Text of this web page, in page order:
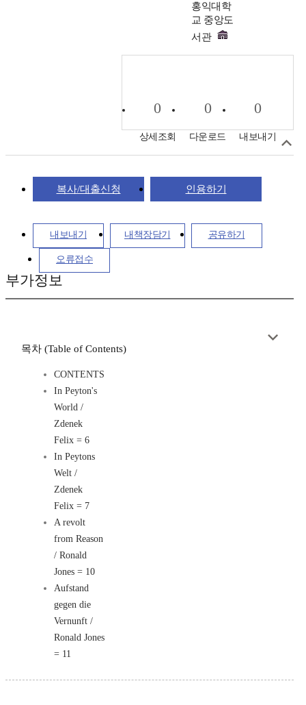
홍익대학
교 중앙도
서관
0
상세조회
0
다운로드
0
내보내기
복사/대출신청 인용하기
내보내기 내책장담기 공유하기
오류접수
부가정보
목차 (Table of Contents)
CONTENTS
In Peyton's
World /
Zdenek
Felix = 6
In Peytons
Welt /
Zdenek
Felix = 7
A revolt
from Reason
/ Ronald
Jones = 10
Aufstand
gegen die
Vernunft /
Ronald Jones
= 11